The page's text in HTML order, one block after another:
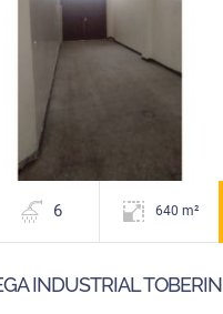
6 640 m²
INDUSTRIAL TOBERIN